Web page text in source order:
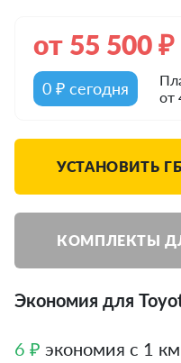
от 55 500₽
0 ₽ сегодня
от
УСТАНОВИТЬ
КОМПЛЕКТЫ
Экономия для
6 ₽ экономия с 1